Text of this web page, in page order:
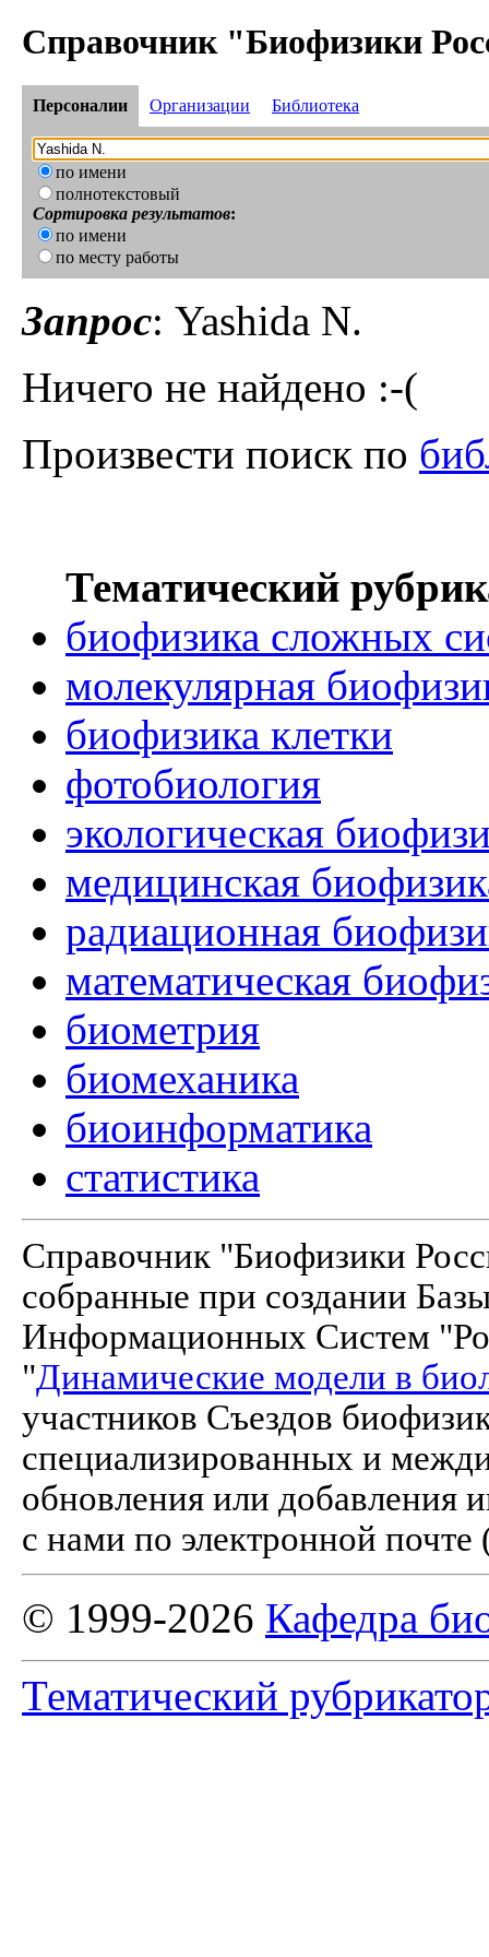
Справочник "Биофизики
Персоналии Организации Библиотека
по имени
полнотекстовый
Сортировка результатов:
по имени
по месту работы
Запрос: Yashida N.
Ничего не найдено :-(
Произвести поиск по
Тематический
биофизика сложных
молекулярная
биофизика клетки
фотобиология
экологическая
медицинская
радиационная
математическая
биометрия
биомеханика
биоинформатика
статистика
Справочник "Биофизики
собранные при создании
Информационных Систем
"Динамические модели в
участников Съездов
специализированных и
обновления или добавления
с нами по электронной почте
© 1999-2026 Кафедра
Тематический